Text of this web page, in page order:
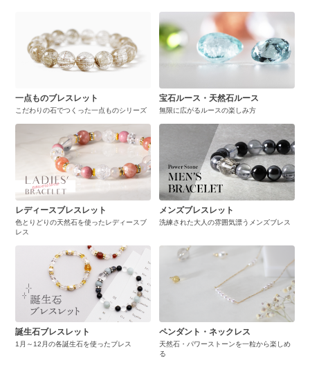
一点ものブレスレット
こだわりの石でつくった一点ものシリーズ
宝石ルース・天然石ルース
無限に広がるルースの楽しみ方
レディースブレスレット
色とりどりの天然石を使ったレディースブ
レス
メンズブレスレット
洗練された大人の雰囲気漂うメンズブレス
誕生石ブレスレット
1月～12月の各誕生石を使ったブレス
ペンダント・ネックレス
天然石・パワーストーンを一粒から楽しめ
る